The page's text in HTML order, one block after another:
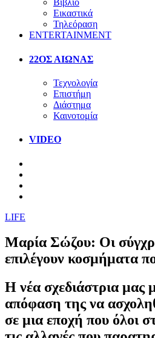
Βιβλίο
Εικαστικά
Τηλεόραση
ENTERTAINMENT
22ΟΣ ΑΙΩΝΑΣ
Τεχνολογία
Επιστήμη
Διάστημα
Καινοτομία
VIDEO
LIFE
Μαρία Σώζου: Οι
επιλέγουν κοσμήματα
Η νέα σχεδιάστρια μας
απόφαση της να
σε μια εποχή που όλοι